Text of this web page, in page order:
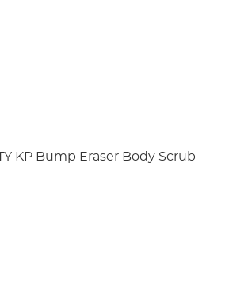
KP Bump Eraser Body Scrub